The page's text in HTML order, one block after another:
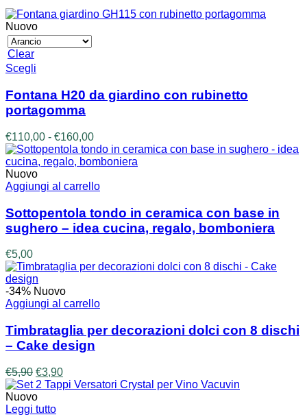
Nuovo
Clear
Scegli
ha
più
varianti.
Le
opzioni
possono
essere
scelte
nella
del
prodotto
Fontana H20 da giardino con rubinetto
portagomma
€110,00 - €160,00Fascia
di
prezzo:
€110,00
€160,00
Nuovo
Aggiungi al carrello
Sottopentola tondo in ceramica con base in
sughero – idea cucina, regalo, bomboniera
€5,00
-34% Nuovo
Aggiungi al carrello
Timbrataglia per decorazioni dolci con 8 dischi
– Cake design
€5,90 Il
prezzo
originale
era:
€3,90Il
prezzo
Nuovo
Leggi tutto